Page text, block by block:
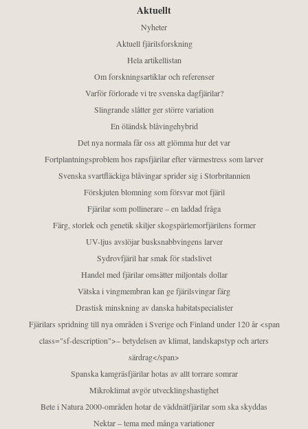
Aktuellt
Nyheter
Aktuell fjärilsforskning
Hela artikellistan
Om forskningsartiklar och referenser
Varför förlorade vi tre svenska dagfjärilar?
Slingrande slåtter ger större variation
En öländsk blåvingehybrid
Det nya normala får oss att glömma hur det var
Fortplantningsproblem hos rapsfjärilar efter värmestress som larver
Svenska svartfläckiga blåvingar sprider sig i Storbritannien
Förskjuten blomning som försvar mot fjäril
Fjärilar som pollinerare – en laddad fråga
Färg, storlek och genetik skiljer skogspärlemorfjärilens former
UV-ljus avslöjar busksnabbvingens larver
Sydrovfjäril har smak för stadslivet
Handel med fjärilar omsätter miljontals dollar
Vätska i vingmembran kan ge fjärilsvingar färg
Drastisk minskning av danska habitatspecialister
Fjärilars spridning till nya områden i Sverige och Finland under 120 år <span
class="sf-description">– betydelsen av klimat, landskapstyp och arters
särdrag</span>
Spanska kamgräsfjärilar hotas av allt torrare somrar
Mikroklimat avgör utvecklingshastighet
Bete i Natura 2000-områden hotar de väddnätfjärilar som ska skyddas
Nektar – tema med många variationer